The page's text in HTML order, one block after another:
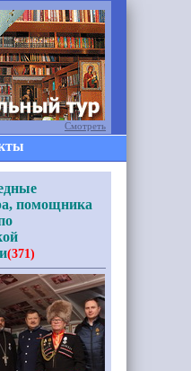
Смотреть
помощника
(371)